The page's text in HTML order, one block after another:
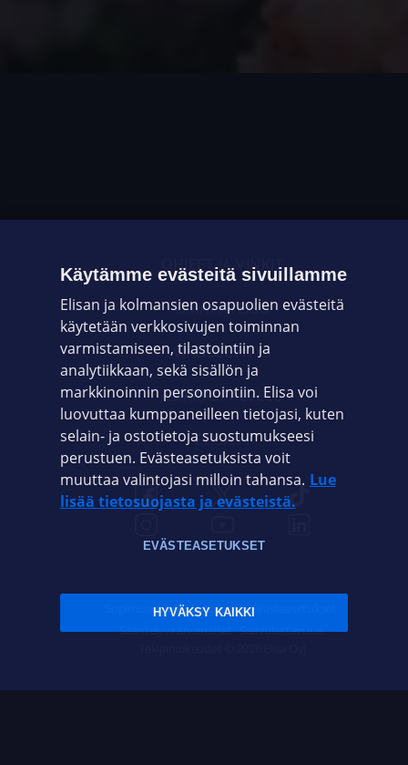
OHJEET JA VINKIT
OMAYHTEISÖ
VIANSELVITYS
ASIAKASPALVELU
ELISA.FI
Sopimusehdot Tietosuoja Evästeasetukset
Sääntelyviranomaiset Saavutettavuus
Käytämme evästeitä sivuillamme
Elisan ja kolmansien osapuolien evästeitä
käytetään verkkosivujen toiminnan
varmistamiseen, tilastointiin ja
analytiikkaan, sekä sisällön ja
markkinoinnin personointiin. Elisa voi
luovuttaa kumppaneilleen tietojasi, kuten
selain- ja ostotietoja suostumukseesi
perustuen. Evästeasetuksista voit
muuttaa valintojasi milloin tahansa. Lue
lisää tietosuojasta ja evästeistä.
EVÄSTEASETUKSET
HYVÄKSY KAIKKI